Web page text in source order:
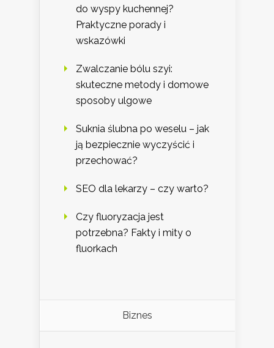
do wyspy kuchennej?
Praktyczne porady i
wskazówki
Zwalczanie bólu szyi:
skuteczne metody i domowe
sposoby ulgowe
Suknia ślubna po weselu – jak
ją bezpiecznie wyczyścić i
przechować?
SEO dla lekarzy – czy warto?
Czy fluoryzacja jest
potrzebna? Fakty i mity o
fluorkach
Biznes